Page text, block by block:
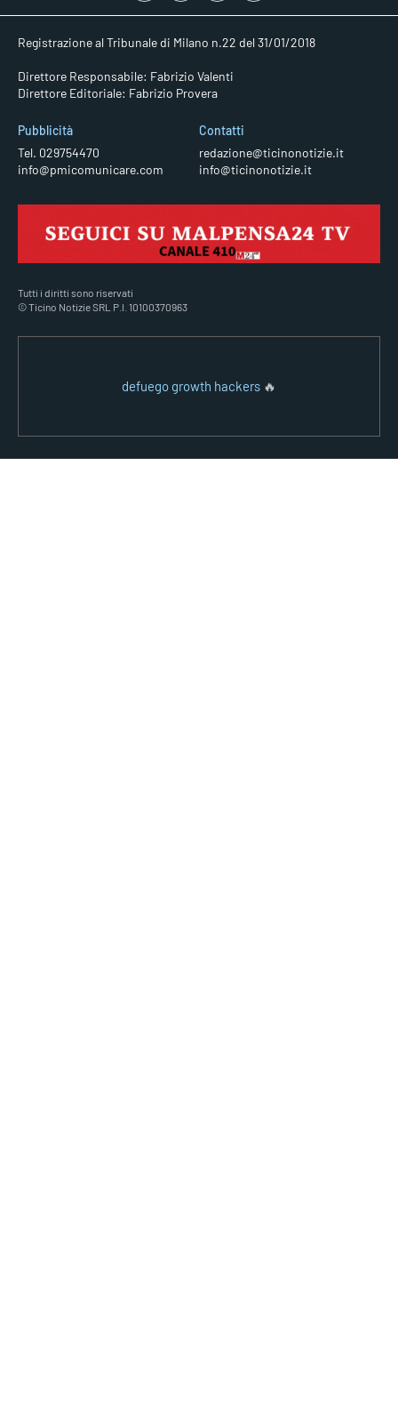
Registrazione al Tribunale di Milano n.22 del 31/01/2018
Direttore Responsabile: Fabrizio Valenti
Direttore Editoriale: Fabrizio Provera
Pubblicità
Tel. 029754470
info@pmicomunicare.com
Contatti
redazione@ticinonotizie.it
info@ticinonotizie.it
Tutti i diritti sono riservati
© Ticino Notizie SRL P.I. 10100370963
defuego growth hackers 🔥